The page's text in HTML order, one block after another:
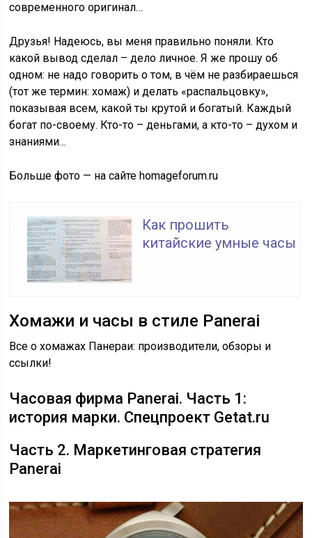
современного оригинал…
Друзья! Надеюсь, вы меня правильно поняли. Кто
какой вывод сделал – дело личное. Я же прошу об
одном: не надо говорить о том, в чём не разбираешься
(тот же термин: хомаж) и делать «распальцовку»,
показывая всем, какой ты крутой и богатый. Каждый
богат по-своему. Кто-то – деньгами, а кто-то – духом и
знаниями…
Больше фото — на сайте homageforum.ru
Как прошить
китайские умные часы
Хомажи и часы в стиле Panerai
Все о хомажах Панераи: производители, обзоры и
ссылки!
Часовая фирма Panerai. Часть 1:
история марки. Спецпроект Getat.ru
Часть 2. Маркетинговая стратегия
Panerai